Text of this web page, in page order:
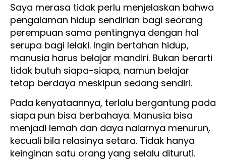
Saya merasa tidak perlu menjelaskan bahwa
pengalaman hidup sendirian bagi seorang
perempuan sama pentingnya dengan hal
serupa bagi lelaki. Ingin bertahan hidup,
manusia harus belajar mandiri. Bukan berarti
tidak butuh siapa-siapa, namun belajar
tetap berdaya meskipun sedang sendiri.
Pada kenyataannya, terlalu bergantung pada
siapa pun bisa berbahaya. Manusia bisa
menjadi lemah dan daya nalarnya menurun,
kecuali bila relasinya setara. Tidak hanya
keinginan satu orang yang selalu dituruti.